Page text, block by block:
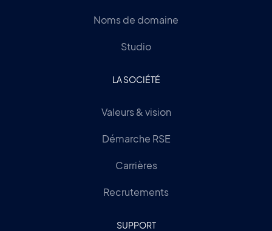
Noms de domaine
Studio
LA SOCIÉTÉ
Valeurs & vision
Démarche RSE
Carrières
Recrutements
SUPPORT